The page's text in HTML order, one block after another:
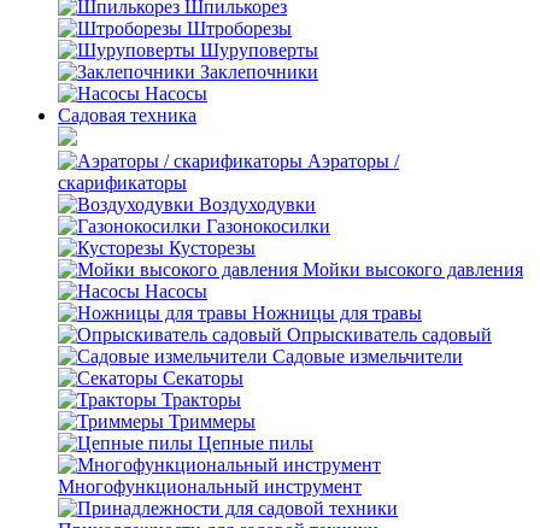
Шпилькорез
Штроборезы
Шуруповерты
Заклепочники
Насосы
Садовая техника
Аэраторы /
скарификаторы
Воздуходувки
Газонокосилки
Кусторезы
Мойки высокого давления
Насосы
Ножницы для травы
Опрыскиватель садовый
Садовые измельчители
Секаторы
Тракторы
Триммеры
Цепные пилы
Многофункциональный инструмент